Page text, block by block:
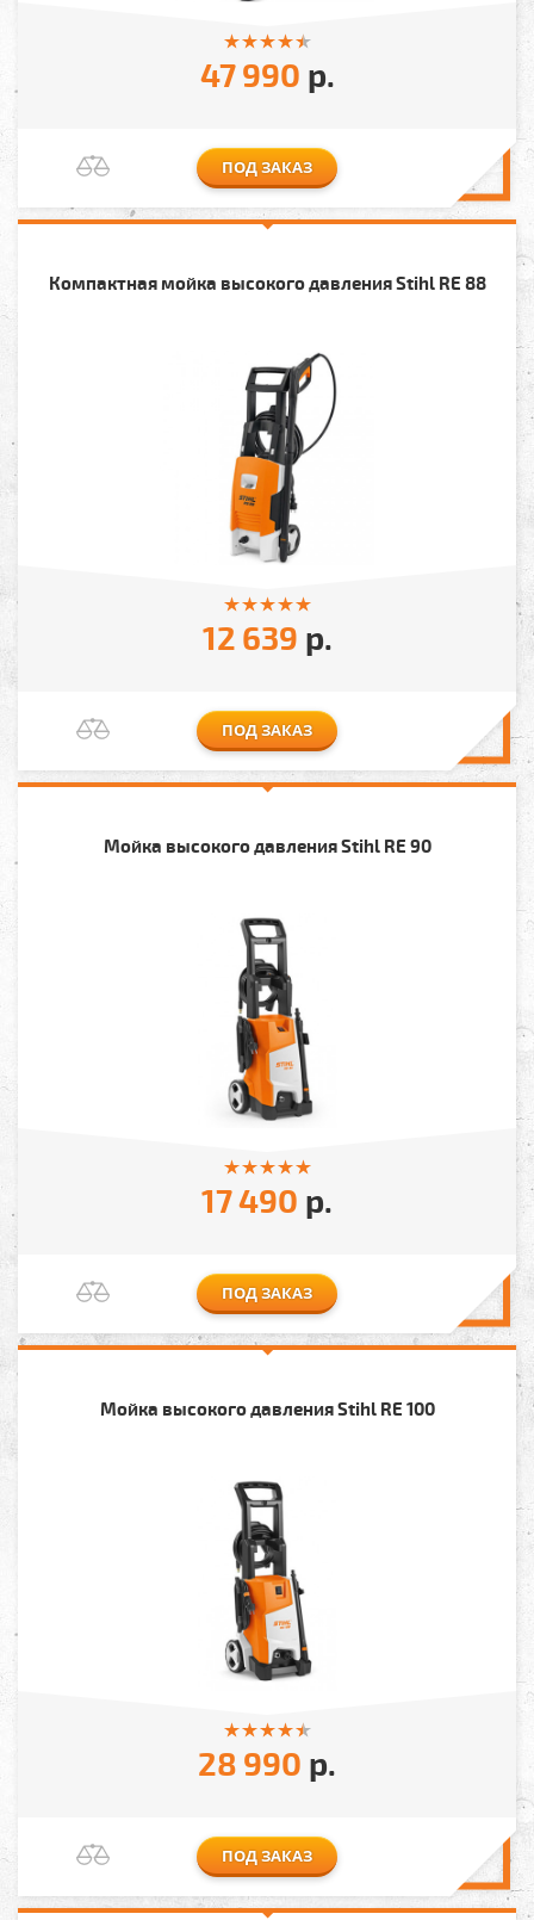
47 990 р.
ПОД ЗАКАЗ
Компактная мойка высокого давления Stihl RE 88
12 639 р.
ПОД ЗАКАЗ
Мойка высокого давления Stihl RE 90
17 490 р.
ПОД ЗАКАЗ
Мойка высокого давления Stihl RE 100
28 990 р.
ПОД ЗАКАЗ